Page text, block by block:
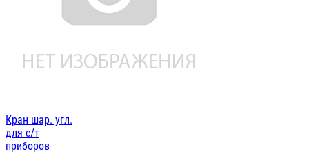
Кран шар. угл.
для с/т
приборов